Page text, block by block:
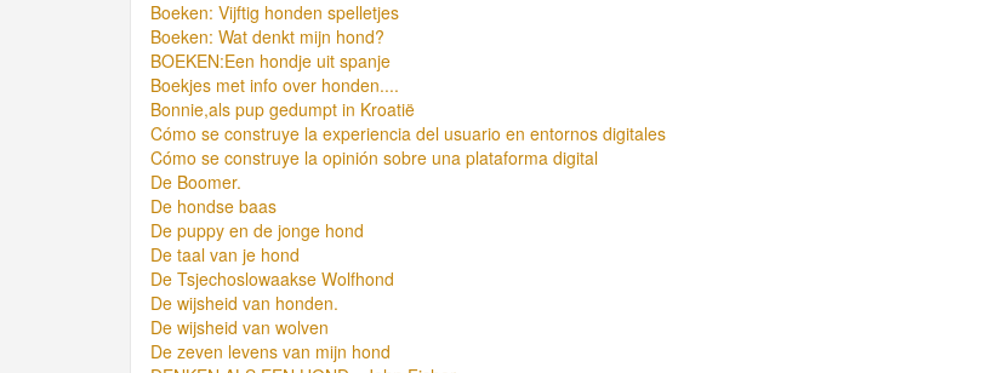
Boeken: Vijftig honden spelletjes
Boeken: Wat denkt mijn hond?
BOEKEN:Een hondje uit spanje
Boekjes met info over honden....
Bonnie,als pup gedumpt in Kroatië
Cómo se construye la experiencia del usuario en entornos digitales
Cómo se construye la opinión sobre una plataforma digital
De Boomer.
De hondse baas
De puppy en de jonge hond
De taal van je hond
De Tsjechoslowaakse Wolfhond
De wijsheid van honden.
De wijsheid van wolven
De zeven levens van mijn hond